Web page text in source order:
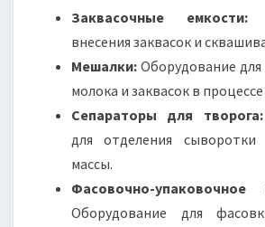
Заквасочные емкости:
внесения заквасок и
Мешалки: Оборудование
молока и заквасок в
Сепараторы для творога:
для отделения
массы.
Фасовочно-упаковочное
Оборудование для